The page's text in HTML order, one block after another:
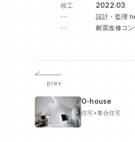
竣工 2022.03
･･
設計・監理
･･
耐震改修コ
prev
O-house
住宅+集合住宅